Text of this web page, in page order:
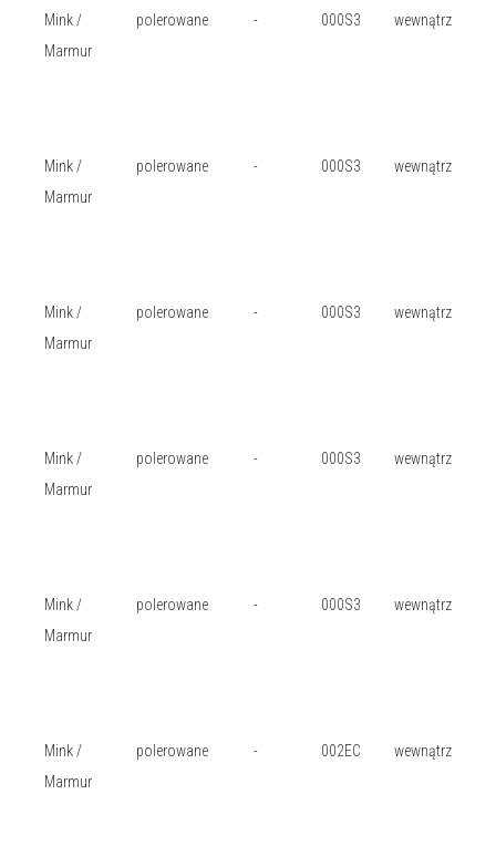
Mink /
Marmur
polerowane - 000S3 wewnątrz
Mink /
Marmur
polerowane - 000S3 wewnątrz
Mink /
Marmur
polerowane - 000S3 wewnątrz
Mink /
Marmur
polerowane - 000S3 wewnątrz
Mink /
Marmur
polerowane - 000S3 wewnątrz
Mink /
Marmur
polerowane - 002EC wewnątrz